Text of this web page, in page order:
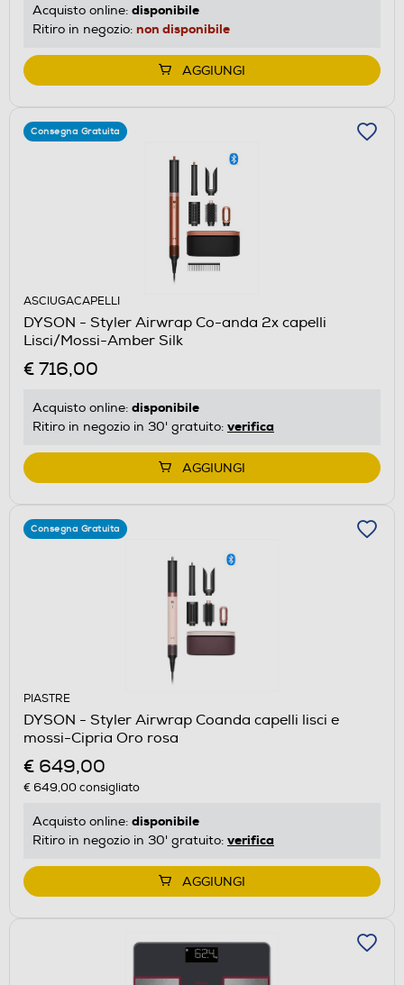
Acquisto online: disponibile
Ritiro in negozio: non disponibile
AGGIUNGI
Consegna Gratuita
ASCIUGACAPELLI
DYSON - Styler Airwrap Co-anda 2x capelli
Lisci/Mossi-Amber Silk
€ 716,00
Acquisto online: disponibile
Ritiro in negozio in 30' gratuito: verifica
AGGIUNGI
Consegna Gratuita
PIASTRE
DYSON - Styler Airwrap Coanda capelli lisci e
mossi-Cipria Oro rosa
€ 649,00
€ 649,00consigliato
Acquisto online: disponibile
Ritiro in negozio in 30' gratuito: verifica
AGGIUNGI